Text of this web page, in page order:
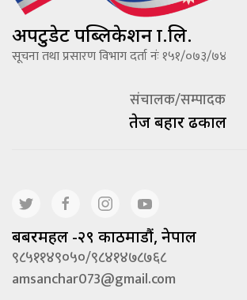
अपटुडेट पब्लिकेशन प्रा.लि.
सूचना तथा प्रसारण विभाग दर्ता नंः १५१/०७३/७४
संचालक/सम्पादक
तेज बहादूर ढकाल
बबरमहल -२९ काठमाडौं, नेपाल
९८५११४९०५०/९८४१४७८७६८
amsanchar073@gmail.com